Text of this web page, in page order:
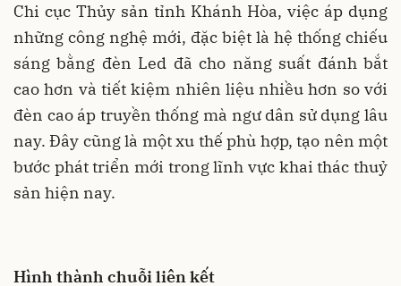
Chi cục Thủy sản tỉnh Khánh Hòa, việc áp dụng
những công nghệ mới, đặc biệt là hệ thống chiếu
sáng bằng đèn Led đã cho năng suất đánh bắt
cao hơn và tiết kiệm nhiên liệu nhiều hơn so với
đèn cao áp truyền thống mà ngư dân sử dụng lâu
nay. Đây cũng là một xu thế phù hợp, tạo nên một
bước phát triển mới trong lĩnh vực khai thác thuỷ
sản hiện nay.
Hình thành chuỗi liên kết